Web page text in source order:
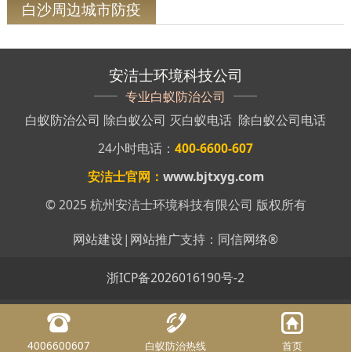
白沙周边城市防疫
安洁士环境科技公司
专业白蚁防治公司
白蚁防治公司 除白蚁公司 灭白蚁电话 除白蚁公司电话
24小时电话： 400-6600-607
安洁士官网： www.bjtxyg.com
© 2025 杭州安洁士环境科技有限公司 版权所有
网站建设| 网站推广支持： 同信网络®
浙ICP备2026016190号-2
4006600607 白蚁防治热线 首页